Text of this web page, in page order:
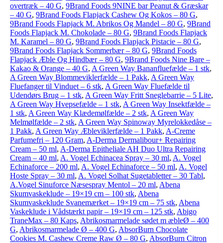
overtræk – 40 G, 9Brand Foods 9NINE bar Peanut & Græskar
– 40 G, 9Brand Foods Flapjack Cashew Og Kokos – 80 G,
9Brand Foods Flapjack M. Abrikos Og Mandel – 80 G, 9Brand
Foods Flapjack M. Chokolade – 80 G, 9Brand Foods Flapjack
M. Karamel – 80 G, 9Brand Foods Flapjack Pistacie – 80 G,
9Brand Foods Flapjack Sommerbær – 80 G, 9Brand Foods
Flapjack Æble Og Hindbær – 80 G, 9Brand Foods Nine Bare –
Kakao & Orange – 40 G, A Green Way Bananfluefælde – 1 stk,
A Green Way Blommeviklerfælde – 1 Pakk, A Green Way
Fluefanger til Vinduet – 6 stk, A Green Way Fluefælde til
Udendørs Brug – 1 stk, A Green Way Fritt Sneglebarrie – 5 Lite,
A Green Way Hvepsefælde – 1 stk, A Green Way Insektfælde –
1 stk, A Green Way Klædemølfælde – 2 stk, A Green Way
Melmølfælde – 2 stk, A Green Way Spinoway Myrelokkedåse –
1 Pakk, A Green Way Æbleviklerfælde – 1 Pakk, A-Creme
Parfumefri – 120 Gram, A-Derma Dermalibour+ Repairing
Cream – 50 ml, A-Derma Epitheliale AH Duo Ultra Repairing
Cream – 40 ml, A. Vogel Echinacea Spray – 30 ml, A. Vogel
Echinaforce – 200 ml, A. Vogel Echinaforce – 50 ml, A. Vogel
Hoste Spray – 30 ml, A. Vogel Solhat Sugetabletter – 30 Tabl,
A.Vogel Sinuforce Næsespray Mentol – 20 ml, Abena
Skumvaskeklude – 19×19 cm – 100 stk, Abena
Skumvaskeklude Svanemærket – 19×19 cm – 75 stk, Abena
Vaskeklude i Vådstærkt papir – 19×19 cm – 125 stk, Abigo
TraneMax – 80 Kaps, Abrikosmarmelade sødet m æbleØ – 400
G, Abrikosmarmelade Ø – 400 G, AbsorBurn Chocolate
Cookies M. Cashew Creme Raw Ø – 80 G, AbsorBurn Citron